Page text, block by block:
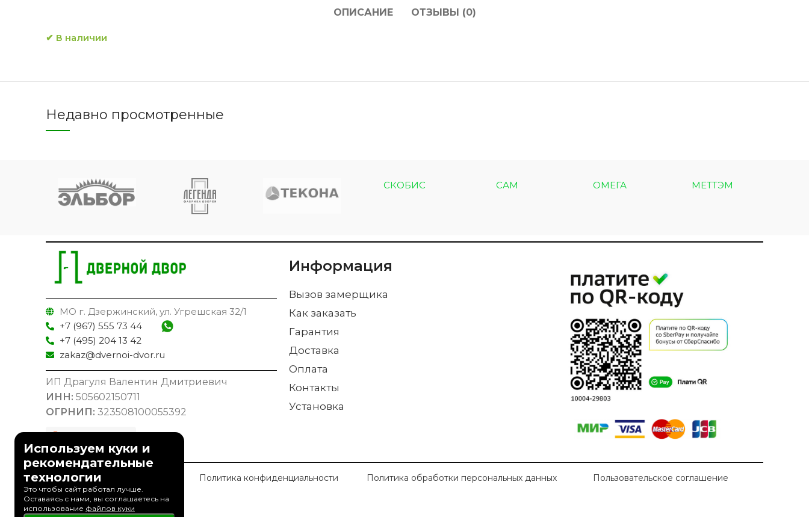
ОПИСАНИЕ ОТЗЫВЫ (0)
✔ В наличии
Недавно просмотренные
СКОБИС САМ ОМЕГА МЕТТЭМ
МО г. Дзержинский, ул. Угрешская 32/1
+7 (967) 555 73 44
+7 (495) 204 13 42
zakaz@dvernoi-dvor.ru
ИП Драгуля Валентин Дмитриевич
ИНН: 505602150711
ОГРНИП: 323508100055392
Информация
Вызов замерщика
Как заказать
Гарантия
Доставка
Оплата
Контакты
Установка
© 2023 Дверной Двор Политика конфиденциальности Политика обработки персональных данных Пользовательское соглашение
Используем куки и
рекомендательные
технологии
Это чтобы сайт работал лучше.
Оставаясь с нами, вы соглашаетесь на
использование файлов куки